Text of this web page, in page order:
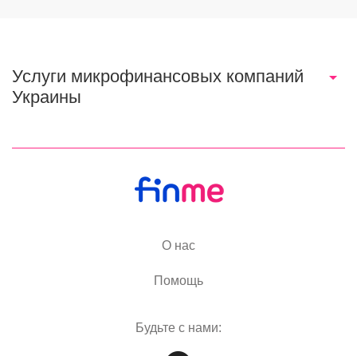
Услуги микрофинансовых компаний
Украины
О нас
Помощь
Будьте с нами: